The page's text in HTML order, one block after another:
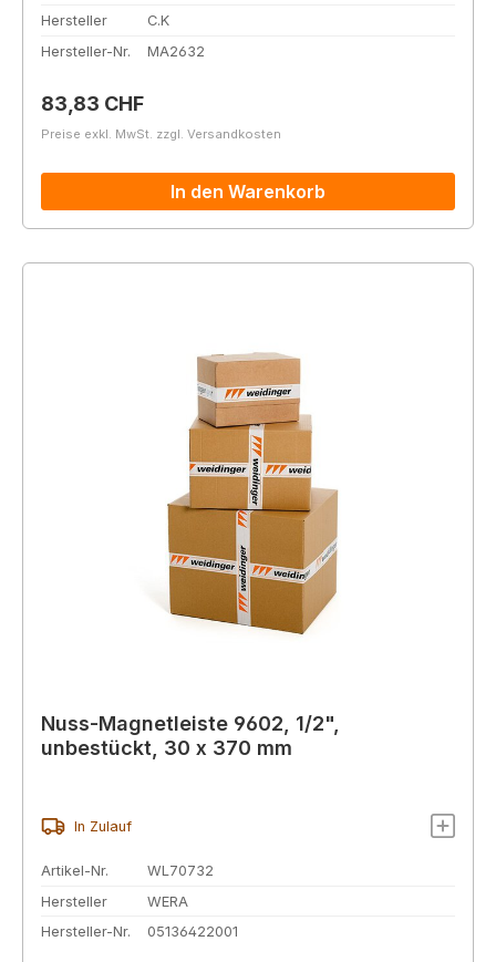
Hersteller
C.K
Hersteller-Nr.
MA2632
Regulärer Preis:
83,83 CHF
Preise exkl. MwSt. zzgl. Versandkosten
In den Warenkorb
Nuss-Magnetleiste 9602, 1/2",
unbestückt, 30 x 370 mm
In Zulauf
Artikel-Nr.
WL70732
Hersteller
WERA
Hersteller-Nr.
05136422001